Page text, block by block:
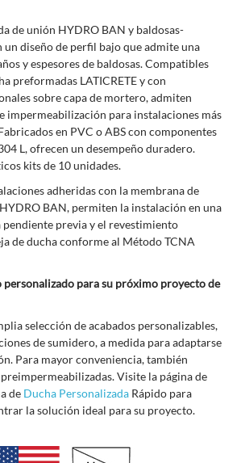
de unión HYDRO BAN y baldosas-
un diseño de perfil bajo que admite una
y espesores de baldosas. Compatibles
preformadas LATICRETE y con
sobre capa de mortero, admiten
impermeabilización para instalaciones más
en PVC o ABS con componentes
L, ofrecen un desempeño duradero.
kits de 10 unidades.
adheridas con la membrana de
BAN, permiten la instalación en una
pendiente previa y el revestimiento
de ducha conforme al Método TCNA
personalizado para su próximo proyecto de
selección de acabados personalizables,
de sumidero, a medida para adaptarse
Para mayor conveniencia, también
Visite la página de
de Ducha Personalizada Rápido para
la solución ideal para su proyecto.